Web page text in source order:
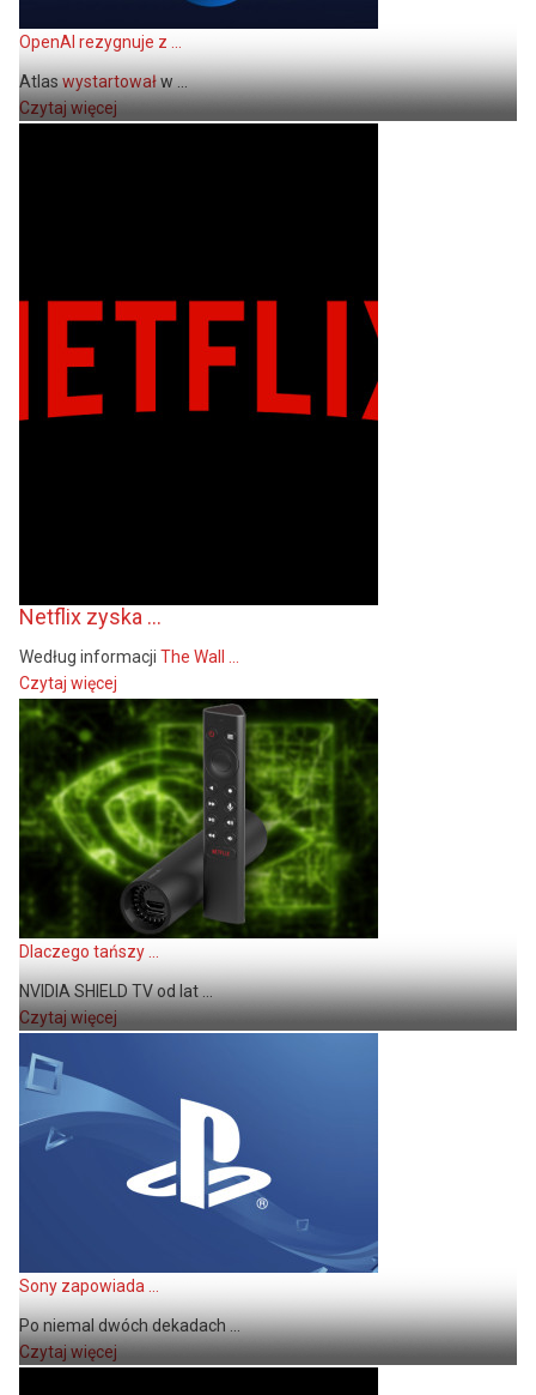
OpenAI rezygnuje z ...
Atlaswystartowałw ...
Czytaj więcej
Netflix zyska ...
Według informacji The Wall ...
Czytaj więcej
Dlaczego tańszy ...
NVIDIA SHIELD TV od lat ...
Czytaj więcej
Sony zapowiada ...
Po niemal dwóch dekadach ...
Czytaj więcej